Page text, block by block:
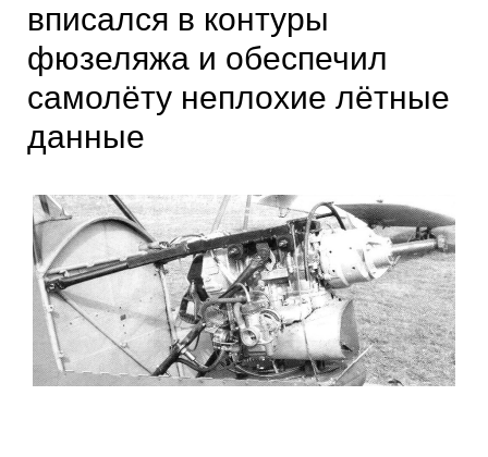
вписался в контуры
фюзеляжа и обеспечил
самолёту неплохие лётные
данные